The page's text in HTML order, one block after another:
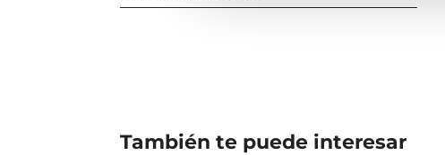
También te puede interesar